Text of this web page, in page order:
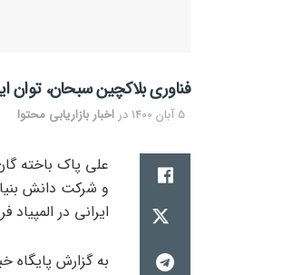
فناوری بلاکچین سبحان، توان
5 آبان 1400 دراخبار بازاریابی محتوا
علی پاک باخته
و شرکت دانش
ایرانی در